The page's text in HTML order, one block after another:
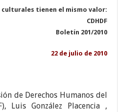
culturales tienen el mismo valor:
CDHDF
Boletín 201/2010
22 de julio de 2010
de Derechos Humanos del
Luis González Placencia ,